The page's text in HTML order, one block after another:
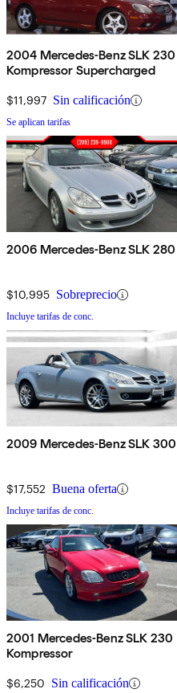
2004 Mercedes-Benz SLK 230
Kompressor Supercharged
$11,997 Sin calificación
Se aplican tarifas
2006 Mercedes-Benz SLK 280
$10,995 Sobreprecio
Incluye tarifas de conc.
2009 Mercedes-Benz SLK 300
$17,552 Buena oferta
Incluye tarifas de conc.
2001 Mercedes-Benz SLK 230
Kompressor
$6,250 Sin calificación